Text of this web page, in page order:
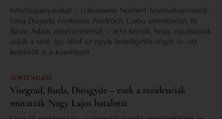
Interjúalanyainkat – Lobenwein Norbert fesztiválszervezőt,
Sena Dagadu énekesnő, Pindroch Csaba színművészt és
Bősze Ádám zenetörténészt – arra kértük, hogy egymásnak
adják a szót, így ahol az egyik beszélgetés véget ér, ott
kezdődik is a következő.
TÖRTÉNELEM
Visegrád, Buda, Diósgyőr – ezek a rezidenciák
mutatták Nagy Lajos hatalmát